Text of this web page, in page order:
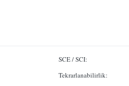
SCE / SCI:
Tekrarlanabilirlik: